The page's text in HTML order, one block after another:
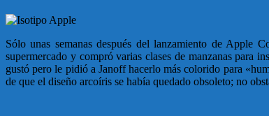
Sólo unas semanas después del lanzamiento de Apple
supermercado y compró varias clases de manzanas para
gustó pero le pidió a Janoff hacerlo más colorido para
de que el diseño arcoíris se había quedado obsoleto; no